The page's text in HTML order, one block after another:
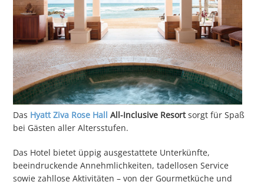
Das Hyatt Ziva Rose Hall All-Inclusive Resortsorgt für Spaß
bei Gästen aller Altersstufen.
Das Hotel bietet üppig ausgestattete Unterkünfte,
beeindruckende Annehmlichkeiten, tadellosen Service
sowie zahllose Aktivitäten – von der Gourmetküche und